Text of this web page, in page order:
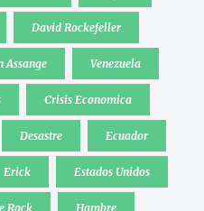
David Rockefeller
Assange Venezuela
Crisis Economica
Desastre Ecuador
Erick Estados Unidos
Rock Hambre